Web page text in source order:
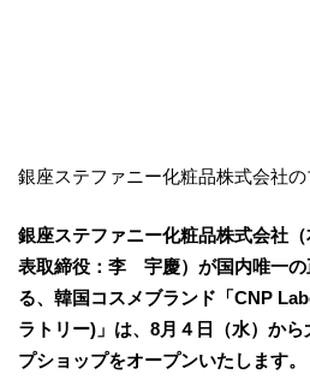
銀座ステファニー化粧品株式会社
銀座ステファニー化粧品株式会社
表取締役：李 宇慶）が国内唯一の
る、韓国コスメブランド「CNP
ラトリー)」は、8月４日（水）か
プショップをオープンいたします。